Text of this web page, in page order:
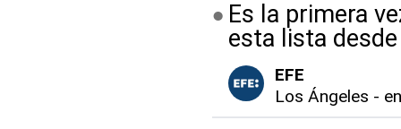
Es la primera
esta lista
EFE
Los Ángeles -